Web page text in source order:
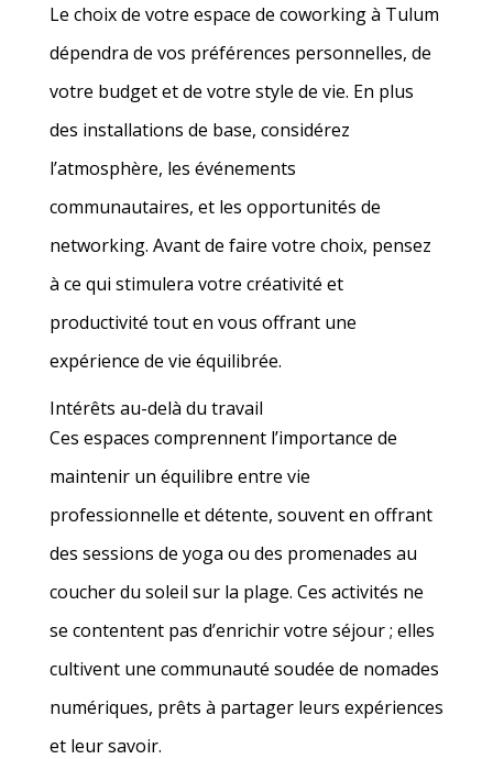
Le choix de votre espace de coworking à Tulum
dépendra de vos préférences personnelles, de
votre budget et de votre style de vie. En plus
des installations de base, considérez
l’atmosphère, les événements
communautaires, et les opportunités de
networking. Avant de faire votre choix, pensez
à ce qui stimulera votre créativité et
productivité tout en vous offrant une
expérience de vie équilibrée.
Intérêts au-delà du travail
Ces espaces comprennent l’importance de
maintenir un équilibre entre vie
professionnelle et détente, souvent en offrant
des sessions de yoga ou des promenades au
coucher du soleil sur la plage. Ces activités ne
se contentent pas d’enrichir votre séjour ; elles
cultivent une communauté soudée de nomades
numériques, prêts à partager leurs expériences
et leur savoir.